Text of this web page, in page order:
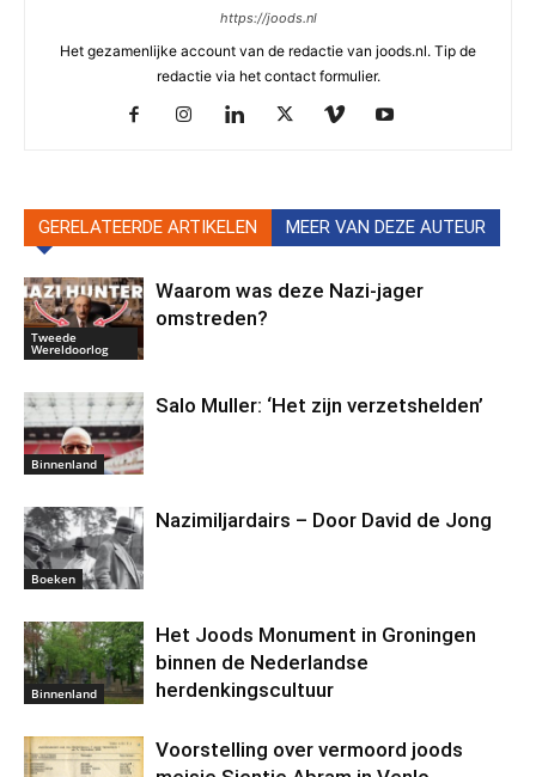
https://joods.nl
Het gezamenlijke account van de redactie van joods.nl. Tip de
redactie via het contact formulier.
GERELATEERDE ARTIKELEN MEER VAN DEZE AUTEUR
Tweede
Wereldoorlog
Waarom was deze Nazi-jager
omstreden?
Binnenland
Salo Muller: ‘Het zijn verzetshelden’
Boeken
Nazimiljardairs – Door David de Jong
Binnenland
Het Joods Monument in Groningen
binnen de Nederlandse
herdenkingscultuur
Voorstelling over vermoord joods